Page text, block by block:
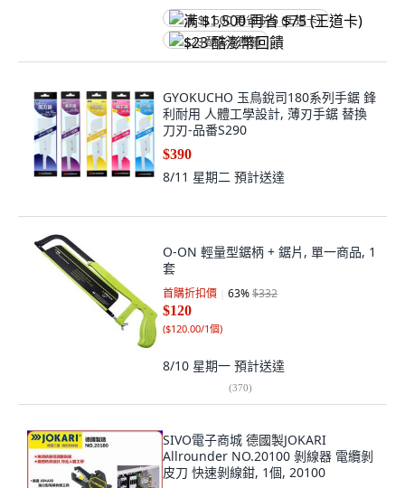
满 $1,500 再省 $75 (王道卡)
$23 酷澎幣回饋
GYOKUCHO 玉鳥銳司180系列手鋸 鋒
利耐用 人體工學設計, 薄刃手鋸 替換
刀刃-品番S290
$390
8/11 星期二 預計送達
O-ON 輕量型鋸柄 + 鋸片, 單一商品, 1
套
首購折扣價 63%$332
$120
($120.00/1個)
8/10 星期一 預計送達
(370)
SIVO電子商城 德國製JOKARI
Allrounder NO.20100 剝線器 電纜剝
皮刀 快速剝線鉗, 1個, 20100